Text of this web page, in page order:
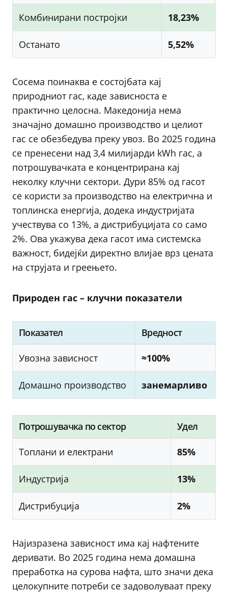
Комбинирани постројки 18,23%
Останато 5,52%
Сосема поинаква е состојбата кај
природниот гас, каде зависноста е
практично целосна. Македонија нема
значајно домашно производство и целиот
гас се обезбедува преку увоз. Во 2025 година
се пренесени над 3,4 милијарди kWh гас, а
потрошувачката е концентрирана кај
неколку клучни сектори. Дури 85% од гасот
се користи за производство на електрична и
топлинска енергија, додека индустријата
учествува со 13%, а дистрибуцијата со само
2%. Ова укажува дека гасот има системска
важност, бидејќи директно влијае врз цената
на струјата и греењето.
Природен гас – клучни показатели
Показател Вредност
Увозна зависност ≈100%
Домашно производство занемарливо
Потрошувачка по сектор Удел
Топлани и електрани 85%
Индустрија 13%
Дистрибуција 2%
Најизразена зависност има кај нафтените
деривати. Во 2025 година нема домашна
преработка на сурова нафта, што значи дека
целокупните потреби се задоволуваат преку